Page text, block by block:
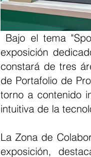
exposición
constará de tres
de Portafolio de
torno a contenido
intuitiva de la
La Zona de
exposición,